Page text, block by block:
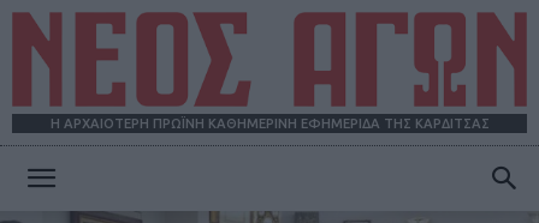
Η ΑΡΧΑΙΟΤΕΡΗ ΠΡΩΪΝΗ ΚΑΘΗΜΕΡΙΝΗ ΕΦΗΜΕΡΙΔΑ ΤΗΣ ΚΑΡΔΙΤΣΑΣ